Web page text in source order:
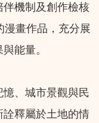
機制及創作檢核
漫畫作品，充分展
能量。
、城市景觀與民
釋屬於土地的情